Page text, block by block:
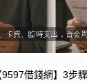
借錢網】3步驟